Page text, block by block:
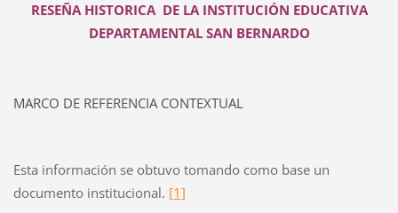
RESEÑA HISTORICA DE LA INSTITUCIÓN EDUCATIVA
DEPARTAMENTAL SAN BERNARDO
MARCO DE REFERENCIA CONTEXTUAL
Esta información se obtuvo tomando como base un
documento institucional. [1]